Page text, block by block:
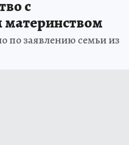
с
материнством
по заявлению семьи из